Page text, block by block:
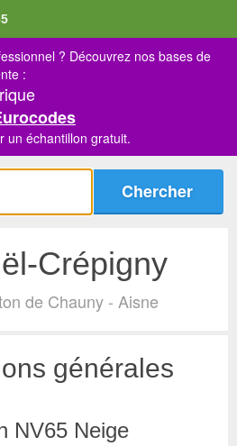
? Découvrez nos bases de
:
un échantillon gratuit.
Crépigny
de Chauny - Aisne
générales
NV65 Neige